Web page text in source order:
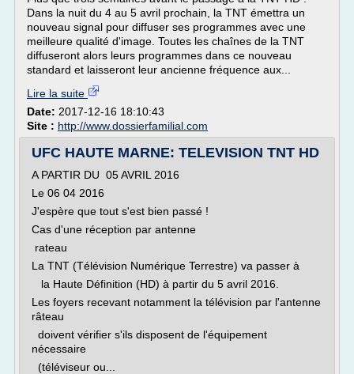
Dans la nuit du 4 au 5 avril prochain, la TNT émettra un
nouveau signal pour diffuser ses programmes avec une
meilleure qualité d'image. Toutes les chaînes de la TNT
diffuseront alors leurs programmes dans ce nouveau
standard et laisseront leur ancienne fréquence aux...
Lire la suite
Date: 2017-12-16 18:10:43
Site : http://www.dossierfamilial.com
UFC HAUTE MARNE: TELEVISION TNT HD
A PARTIR DU 05 AVRIL 2016
Le 06 04 2016
J'espère que tout s'est bien passé !
Cas d'une réception par antenne
rateau
La TNT (Télévision Numérique Terrestre) va passer à
la Haute Définition (HD) à partir du 5 avril 2016.
Les foyers recevant notamment la télévision par l'antenne
râteau
doivent vérifier s'ils disposent de l'équipement
nécessaire
(téléviseur ou...